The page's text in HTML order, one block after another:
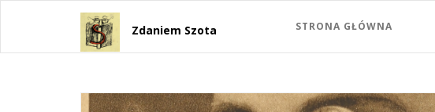
Zdaniem Szota STRONA GŁÓWNA